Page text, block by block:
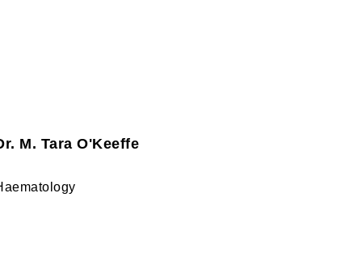
M. Tara O'Keeffe